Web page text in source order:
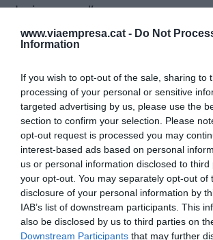
www.viaempresa.cat - Do Not
Information
If you wish to opt-out of the sale, sharing to
processing of your personal or sensitive
targeted advertising by us, please use the
section to confirm your selection. Please
opt-out request is processed you may
interest-based ads based on personal
us or personal information disclosed to
your opt-out. You may separately opt-out of
disclosure of your personal information by
IAB’s list of downstream participants. This
also be disclosed by us to third parties on
Downstream Participants that may further
decir muy mal’.
Es preciso invirtir
más en I+D+i, para
dependencia de
preservar nuestro
sociocultural y el
bienestar que
Unión